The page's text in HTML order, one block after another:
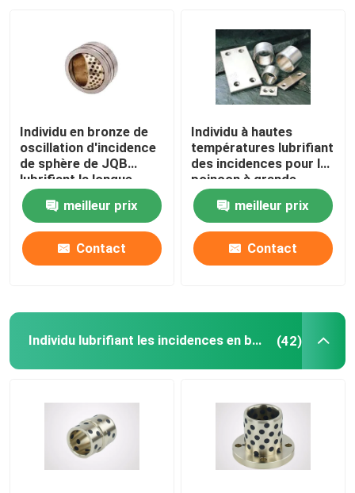
Visite d'usine
Contrôle de qualité
Contactez-nous
Demandez une citation
individu lubrifiant des incidences
individu lubrifiant des paliers manchon
Incidence de DX
Individu en bronze de
oscillation d'incidence
de sphère de JQB
lubrifiant la longue
durée de vie
meilleur prix
Contact
Individu à hautes
températures lubrifiant
des incidences pour le
poinçon à grande
vitesse
meilleur prix
Contact
Individu lubrifiant les incidences en bronze (42)